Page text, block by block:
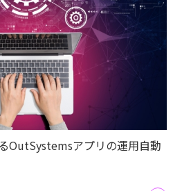
OutSystemsアプリの運用自動